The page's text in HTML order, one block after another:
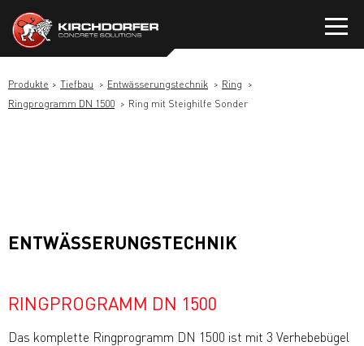
Inhalt
springen
Produkte Tiefbau Entwässerungstechnik
Ring
Ringprogramm DN 1500
Ring mit Steighilfe Sonder
ENTWÄSSERUNGSTECHNIK
RINGPROGRAMM DN 1500
Das komplette Ringprogramm DN 1500 ist mit 3 Verhebebügel